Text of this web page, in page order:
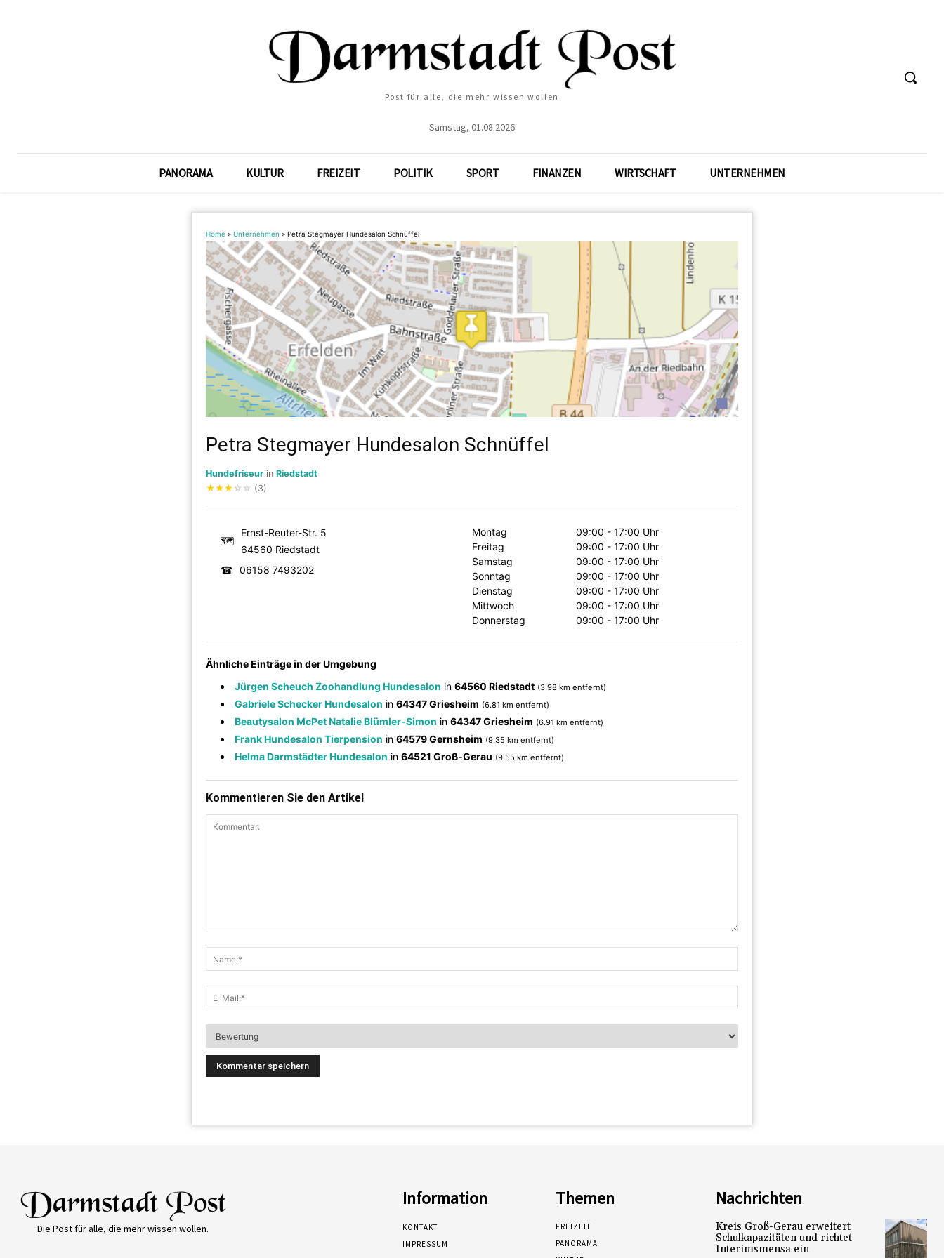
Post für alle, die mehr wissen wollen
Samstag, 01.08.2026
PANORAMA KULTUR FREIZEIT POLITIK SPORT FINANZEN WIRTSCHAFT UNTERNEHMEN
Home » Unternehmen » Petra Stegmayer Hundesalon Schnüffel
Petra Stegmayer Hundesalon Schnüffel
Hundefriseur in Riedstadt
★★★ ☆ ☆ (3)
🗺
Ernst-Reuter-Str. 5
64560 Riedstadt
☎ 06158 7493202
Montag
09:00 - 17:00 Uhr
Freitag
09:00 - 17:00 Uhr
Samstag
09:00 - 17:00 Uhr
Sonntag
09:00 - 17:00 Uhr
Dienstag
09:00 - 17:00 Uhr
Mittwoch
09:00 - 17:00 Uhr
Donnerstag
09:00 - 17:00 Uhr
Ähnliche Einträge in der Umgebung
Jürgen Scheuch Zoohandlung Hundesalon in 64560 Riedstadt (3.98 km entfernt)
Gabriele Schecker Hundesalon in 64347 Griesheim (6.81 km entfernt)
Beautysalon McPet Natalie Blümler-Simon in 64347 Griesheim (6.91 km entfernt)
Frank Hundesalon Tierpension in 64579 Gernsheim (9.35 km entfernt)
Helma Darmstädter Hundesalon in 64521 Groß-Gerau (9.55 km entfernt)
Kommentieren Sie den Artikel
Die Post für alle, die mehr wissen wollen.
Information
KONTAKT
IMPRESSUM
Themen
FREIZEIT
PANORAMA
Nachrichten
Kreis Groß-Gerau erweitert
Schulkapazitäten und richtet
Interimsmensa ein